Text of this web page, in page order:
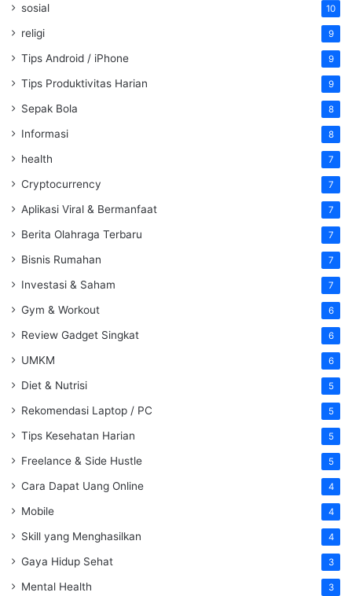
sosial 10
religi 9
Tips Android / iPhone 9
Tips Produktivitas Harian 9
Sepak Bola 8
Informasi 8
health 7
Cryptocurrency 7
Aplikasi Viral & Bermanfaat 7
Berita Olahraga Terbaru 7
Bisnis Rumahan 7
Investasi & Saham 7
Gym & Workout 6
Review Gadget Singkat 6
UMKM 6
Diet & Nutrisi 5
Rekomendasi Laptop / PC 5
Tips Kesehatan Harian 5
Freelance & Side Hustle 5
Cara Dapat Uang Online 4
Mobile 4
Skill yang Menghasilkan 4
Gaya Hidup Sehat 3
Mental Health 3